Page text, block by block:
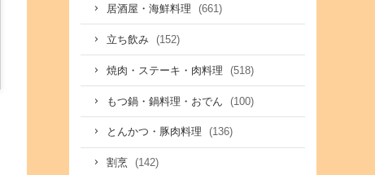
居酒屋・海鮮料理 (661)
立ち飲み (152)
焼肉・ステーキ・肉料理 (518)
もつ鍋・鍋料理・おでん (100)
とんかつ・豚肉料理 (136)
割烹 (142)